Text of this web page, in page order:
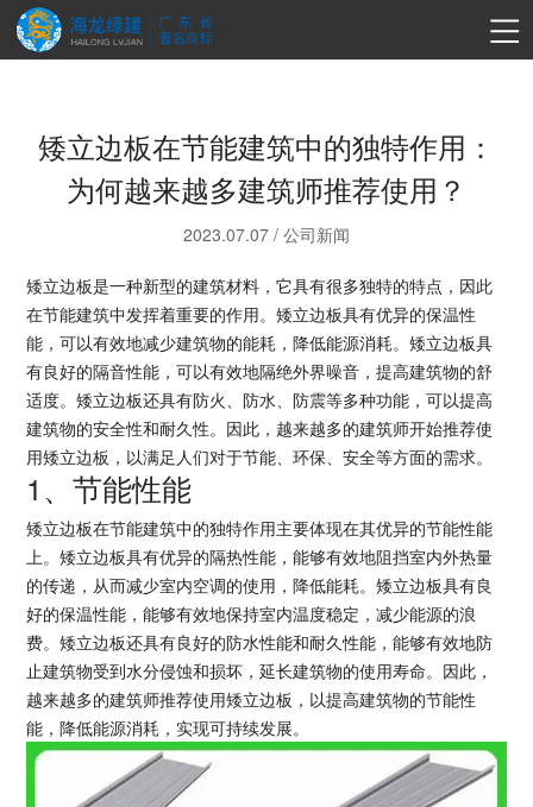
矮立边板在节能建筑中的独特作用：
为何越来越多建筑师推荐使用？
2023.07.07 / 公司新闻
矮立边板是一种新型的建筑材料，它具有很多独特的特点，因此
在节能建筑中发挥着重要的作用。矮立边板具有优异的保温性
能，可以有效地减少建筑物的能耗，降低能源消耗。矮立边板具
有良好的隔音性能，可以有效地隔绝外界噪音，提高建筑物的舒
适度。矮立边板还具有防火、防水、防震等多种功能，可以提高
建筑物的安全性和耐久性。因此，越来越多的建筑师开始推荐使
用矮立边板，以满足人们对于节能、环保、安全等方面的需求。
1、节能性能
矮立边板在节能建筑中的独特作用主要体现在其优异的节能性能
上。矮立边板具有优异的隔热性能，能够有效地阻挡室内外热量
的传递，从而减少室内空调的使用，降低能耗。矮立边板具有良
好的保温性能，能够有效地保持室内温度稳定，减少能源的浪
费。矮立边板还具有良好的防水性能和耐久性能，能够有效地防
止建筑物受到水分侵蚀和损坏，延长建筑物的使用寿命。因此，
越来越多的建筑师推荐使用矮立边板，以提高建筑物的节能性
能，降低能源消耗，实现可持续发展。